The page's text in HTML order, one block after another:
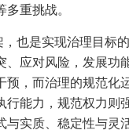
重挑战。
也是实现治理目标
应对风险，发展功
，而治理的规范化
能力，规范权力则
实质、稳定性与灵